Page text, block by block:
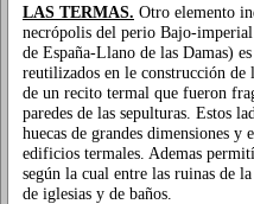
LAS TERMAS. Otro elemento
necrópolis del perio Bajo-
de España-Llano de las Damas)
reutilizados en le construcción de
de un recito termal que fueron
paredes de las sepulturas. Estos
huecas de grandes dimensiones y
edificios termales. Ademas
según la cual entre las ruinas de
de iglesias y de baños.